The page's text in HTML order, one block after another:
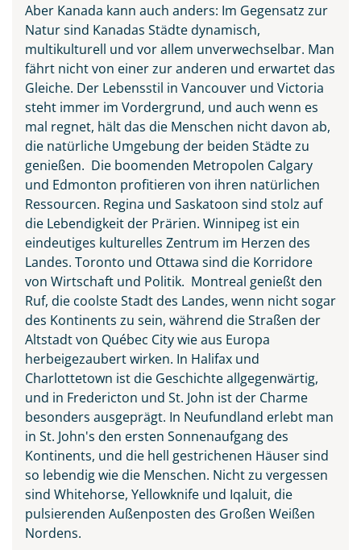
den Höhenlagen des Yoho-
Nationalparks
© Edgar Bullon
Aber Kanada kann auch anders: Im Gegensatz zur
Natur sind Kanadas Städte dynamisch,
multikulturell und vor allem unverwechselbar. Man
fährt nicht von einer zur anderen und erwartet das
Gleiche. Der Lebensstil in Vancouver und Victoria
steht immer im Vordergrund, und auch wenn es
mal regnet, hält das die Menschen nicht davon ab,
die natürliche Umgebung der beiden Städte zu
genießen. Die boomenden Metropolen Calgary
und Edmonton profitieren von ihren natürlichen
Ressourcen. Regina und Saskatoon sind stolz auf
die Lebendigkeit der Prärien. Winnipeg ist ein
eindeutiges kulturelles Zentrum im Herzen des
Landes. Toronto und Ottawa sind die Korridore
von Wirtschaft und Politik. Montreal genießt den
Ruf, die coolste Stadt des Landes, wenn nicht sogar
des Kontinents zu sein, während die Straßen der
Altstadt von Québec City wie aus Europa
herbeigezaubert wirken. In Halifax und
Charlottetown ist die Geschichte allgegenwärtig,
und in Fredericton und St. John ist der Charme
besonders ausgeprägt. In Neufundland erlebt man
in St. John's den ersten Sonnenaufgang des
Kontinents, und die hell gestrichenen Häuser sind
so lebendig wie die Menschen. Nicht zu vergessen
sind Whitehorse, Yellowknife und Iqaluit, die
pulsierenden Außenposten des Großen Weißen
Nordens.